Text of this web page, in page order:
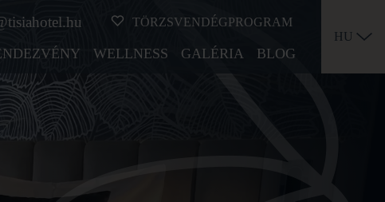
TÖRZSVENDÉGPROGRAM
WELLNESS GALÉRIA BLOG
HU